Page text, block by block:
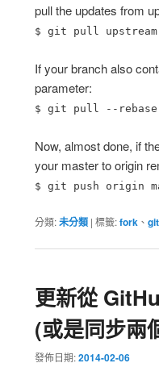
pull the updates from
$ git pull upstream
If your branch also
parameter:
$ git pull --rebase
Now, almost done, if
your master to origin
$ git push origin
分類:未分類 | 標籤:fork 、 git
更新從
(或是同步
發佈日期:2014-02-06